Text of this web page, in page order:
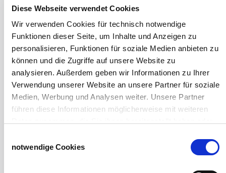
Diese Webseite verwendet Cookies
Wir verwenden Cookies für technisch notwendige
Funktionen dieser Seite, um Inhalte und Anzeigen zu
personalisieren, Funktionen für soziale Medien anbieten zu
können und die Zugriffe auf unsere Website zu
analysieren. Außerdem geben wir Informationen zu Ihrer
Verwendung unserer Website an unsere Partner für soziale
Medien, Werbung und Analysen weiter. Unsere Partner
führen diese Informationen möglicherweise mit weiteren
haben.
notwendige Cookies
Geflügeltränken Ratgeber
Milchfieberprophylaxe
Stallapotheke für Hühner
Saatgut für die Pferdeweide
Windschutzgewebe
Windschutznetze für Reithallen
Galerie Windschutznetze
Windschutznetz für Pferdeführanlagen
Lubratec Fronten